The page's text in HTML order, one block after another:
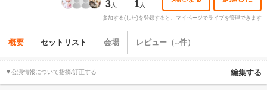
3人 1人
参加する(した)を登録すると、マイページでライブを管理できます
概要 セットリスト 会場 レビュー（--件）
▼公演情報について指摘/訂正する 編集する